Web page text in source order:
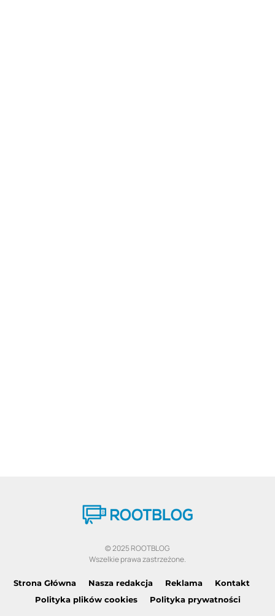
© 2025 ROOTBLOG
Wszelkie prawa zastrzeżone.
Strona Główna Nasza redakcja Reklama
Kontakt
Polityka plików cookies
Polityka prywatności